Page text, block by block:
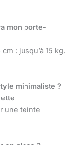
mon porte-
: jusqu’à 15 kg.
minimaliste ?
une teinte